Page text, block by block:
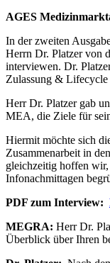
AGES
In der zweiten
Herrn Dr. Platzer von
interviewen. Dr.
Zulassung & Lifecycle
Herr Dr. Platzer gab
MEA, die Ziele für
Hiermit möchte sich
Zusammenarbeit in
gleichzeitig hoffen
Infonachmittagen
PDF zum Interview:
MEGRA: Herr Dr.
Überblick über Ihren